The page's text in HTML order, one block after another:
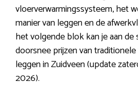
vloerverwarmingssysteem, het
manier van leggen en de
het volgende blok kan je aan de
doorsnee prijzen van
leggen in Zuidveen (update
2026).